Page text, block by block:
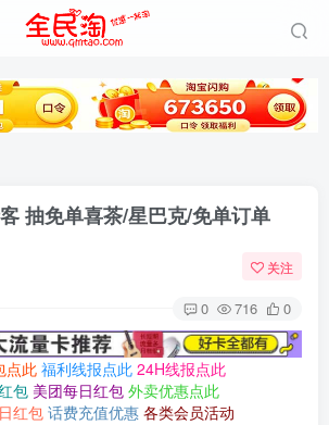
抽免单喜茶/星巴克/免单订单
关注
0 716 0
点此 福利线报点此 24H线报点此
包 美团每日红包 外卖优惠点此
红包 话费充值优惠 各类会员活动